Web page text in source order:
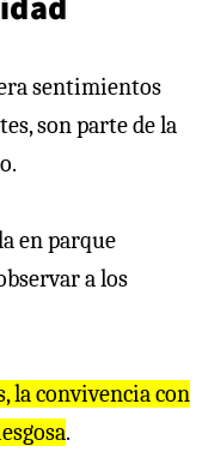
sentimientos
son parte de la
en parque
a los
la convivencia con
.